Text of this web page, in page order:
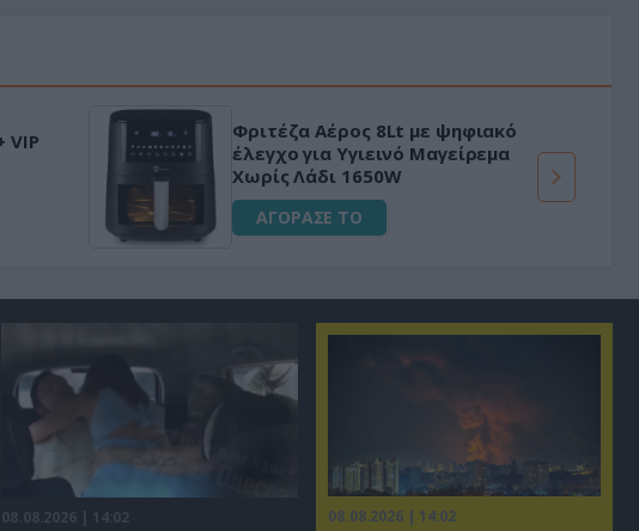
VIP
Φριτέζα Αέρος 8Lt με ψηφιακό
έλεγχο για Υγιεινό Μαγείρεμα
Χωρίς Λάδι 1650W
ΑΓΟΡΑΣΕ ΤΟ
08.08.2026 | 14:02
08.08.2026 | 14:02